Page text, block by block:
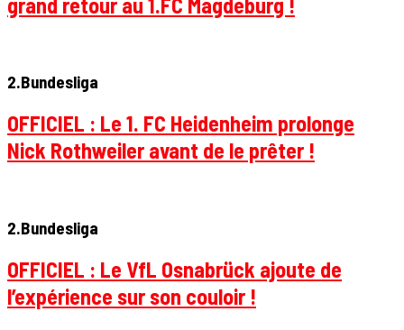
2.Bundesliga
OFFICIEL : Le 1. FC Heidenheim prolonge
Nick Rothweiler avant de le prêter !
2.Bundesliga
OFFICIEL : Le VfL Osnabrück ajoute de
l’expérience sur son couloir !